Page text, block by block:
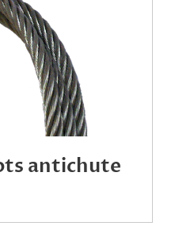
antichute